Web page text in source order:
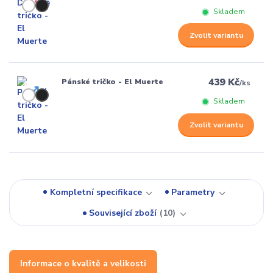
Skladem
Zvolit variantu
Pánské tričko - El Muerte 439 Kč/ks
Skladem
Zvolit variantu
Kompletní specifikace
Parametry
Související zboží
10
Informace o kvalitě a velikosti